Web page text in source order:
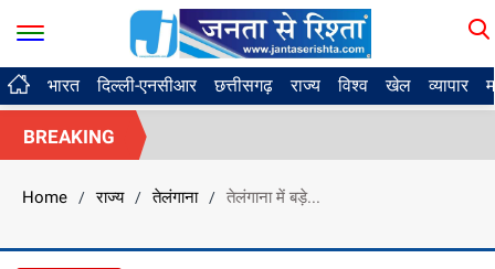
भारत दिल्ली-एनसीआर छत्तीसगढ़ राज्य विश्व खेल व्यापार
BREAKING
Home / राज्य / तेलंगाना / तेलंगाना में बड़े...